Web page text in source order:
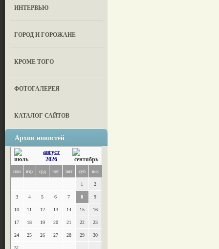
ИНТЕРВЬЮ
ГОРОД И ГОРОЖАНЕ
КРОМЕ ТОГО
ФОТОГАЛЕРЕЯ
КАТАЛОГ САЙТОВ
Архив новостей
август
2026
пон втр срд чет пят суб вск
1 2
3 4 5 6 7 8 9
10 11 12 13 14 15 16
17 18 19 20 21 22 23
24 25 26 27 28 29 30
31